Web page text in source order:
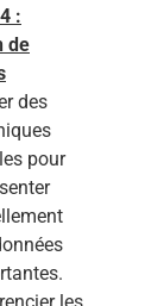
:
de
des
pour